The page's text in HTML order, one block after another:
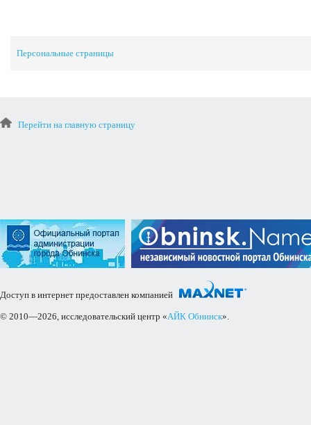
Персональные страницы
Перейти на главную страницу
Доступ в интернет предоставлен компанией
© 2010—2026, исследовательский центр «АЙК Обнинск».